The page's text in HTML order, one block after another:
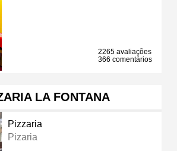
2265 avaliações
366 comentários
LA FONTANA
Pizzaria
Pizaria